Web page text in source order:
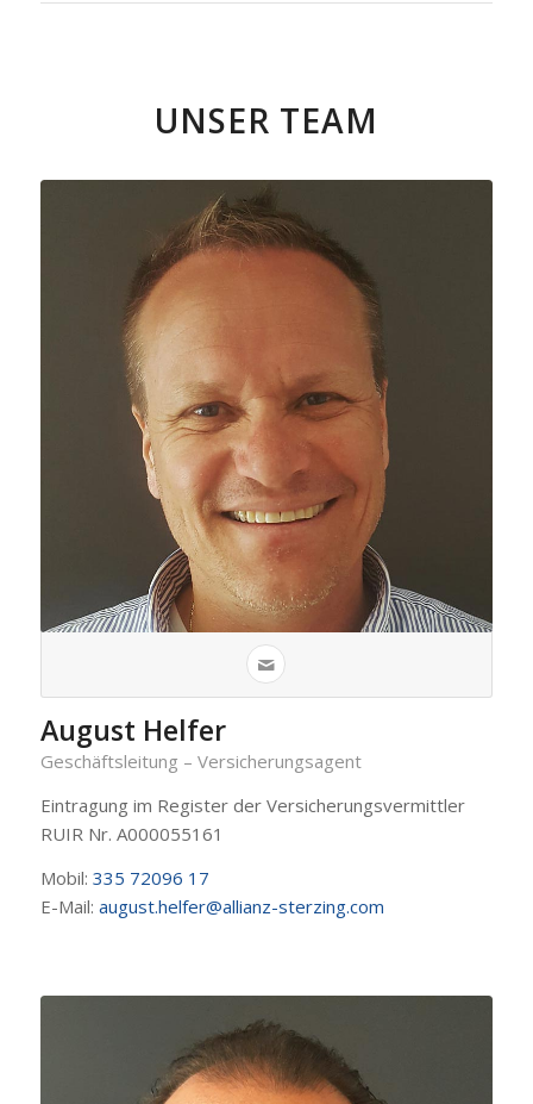
UNSER TEAM
August Helfer
Geschäftsleitung – Versicherungsagent
Eintragung im Register der Versicherungsvermittler
RUIR Nr. A000055161
Mobil: 335 72096 17
E-Mail: august.helfer@allianz-sterzing.com